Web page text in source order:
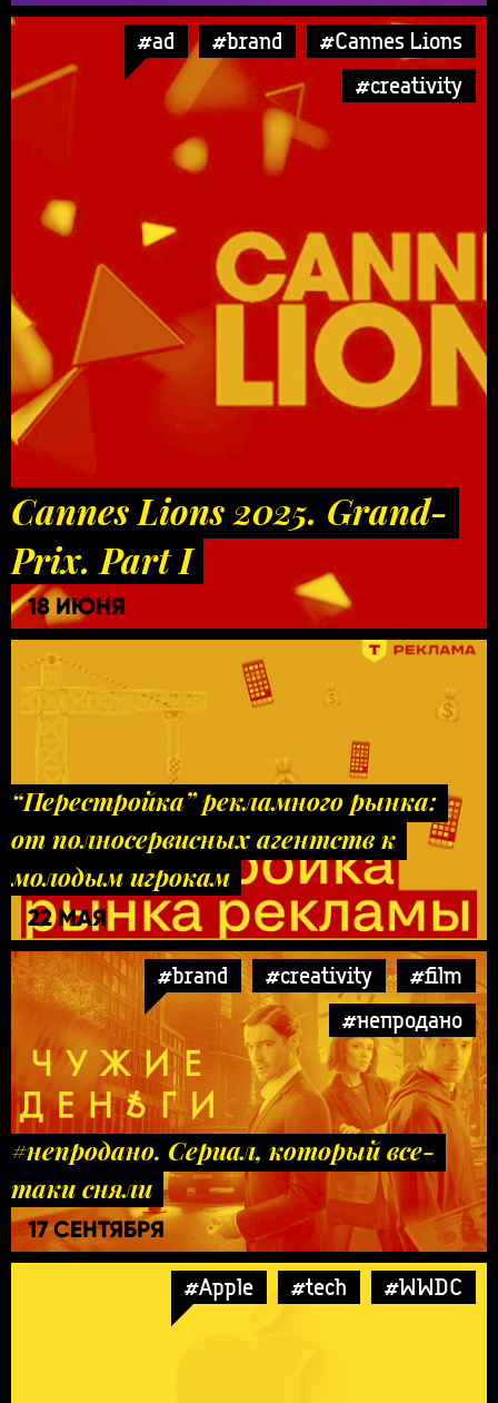
#ad #brand
#Cannes Lions
#creativity
Cannes Lions 2025. Grand-
Prix. Part I
18 ИЮНЯ
“Перестройка” рекламного рынка:
от полносервисных агентств к
молодым игрокам
22 МАЯ
#brand #creativity
#film
#непродано
#непродано. Сериал, который все-
таки сняли
17 СЕНТЯБРЯ
#Apple #tech #WWDC